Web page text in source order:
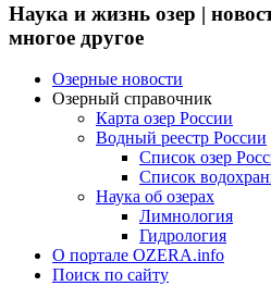
Наука и жизнь озер |
многое другое
Озерные новости
Озерный справочник
Карта озер России
Водный реестр России
Список озер
Список
Наука об озерах
Лимнология
Гидрология
О портале OZERA.info
Поиск по сайту